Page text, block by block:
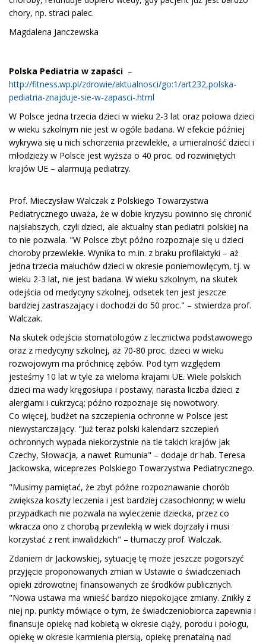
chory, np. straci palec.
Magdalena Janczewska
Polska Pediatria w zapaści –
http://fitness.wp.pl/zdrowie/aktualnosci/go:1/art232,polska-
pediatria-znajduje-sie-w-zapasci-.html
W Polsce jedna trzecia dzieci w wieku 2-3 lat oraz połowa dzieci
w wieku szkolnym nie jest w ogóle badana. W efekcie później
wykrywa się u nich schorzenia przewlekłe, a umieralność dzieci i
młodzieży w Polsce jest wyższa o 40 proc. od rozwiniętych
krajów UE – alarmują pediatrzy.
Prof. Mieczysław Walczak z Polskiego Towarzystwa
Pediatrycznego uważa, że w dobie kryzysu powinno się chronić
najsłabszych, czyli dzieci, ale aktualny stan pediatrii polskiej na
to nie pozwala. "W Polsce zbyt późno rozpoznaje się u dzieci
choroby przewlekłe. Wynika to m.in. z braku profilaktyki – aż
jedna trzecia maluchów dzieci w okresie poniemowlęcym, tj. w
wieku 2-3 lat, nie jest badana. W wieku szkolnym, na skutek
odejścia od medycyny szkolnej, odsetek ten jest jeszcze
bardziej zastraszający i dochodzi do 50 proc." – stwierdza prof.
Walczak.
Na skutek odejścia stomatologów z lecznictwa podstawowego
oraz z medycyny szkolnej, aż 70-80 proc. dzieci w wieku
rozwojowym ma próchnicę zębów. Pod tym względem
jesteśmy 10 lat w tyle za wieloma krajami UE. Wiele polskich
dzieci ma wady kręgosłupa i postawy; narasta liczba dzieci z
alergiami i cukrzycą; późno rozpoznaje się nowotwory.
Co więcej, budżet na szczepienia ochronne w Polsce jest
niewystarczający. "Już teraz polski kalendarz szczepień
ochronnych wypada niekorzystnie na tle takich krajów jak
Czechy, Słowacja, a nawet Rumunia" – dodaje dr hab. Teresa
Jackowska, wiceprezes Polskiego Towarzystwa Pediatrycznego.
"Musimy pamiętać, że zbyt późne rozpoznawanie chorób
zwiększa koszty leczenia i jest bardziej czasochłonny; w wielu
przypadkach nie pozwala na wyleczenie dziecka, przez co
wkracza ono z chorobą przewlekłą w wiek dojrzały i musi
korzystać z rent inwalidzkich" – tłumaczy prof. Walczak.
Zdaniem dr Jackowskiej, sytuację tę może jeszcze pogorszyć
przyjęcie proponowanych zmian w Ustawie o świadczeniach
opieki zdrowotnej finansowanych ze środków publicznych.
"Nowa ustawa ma wnieść bardzo niepokojące zmiany. Znikły z
niej np. punkty mówiące o tym, że świadczeniobiorca zapewnia i
finansuje opiekę nad kobietą w okresie ciąży, porodu i połogu,
opiekę w okresie karmienia piersią, opiekę prenatalną nad